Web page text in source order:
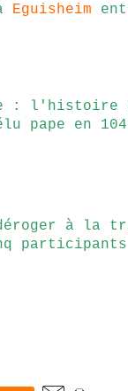
Eguisheim
: l'histoire
pape en
déroger à la